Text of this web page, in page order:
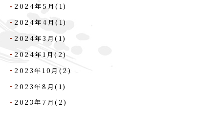
2024年5月(1)
2024年4月(1)
2024年3月(1)
2024年1月(2)
2023年10月(2)
2023年8月(1)
2023年7月(2)